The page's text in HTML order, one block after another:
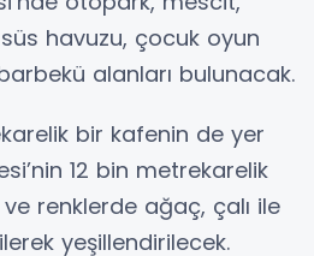
havuzu, çocuk oyun
alanları bulunacak.
bir kafenin de yer
12 bin metrekarelik
renklerde ağaç, çalı ile
yeşillendirilecek.